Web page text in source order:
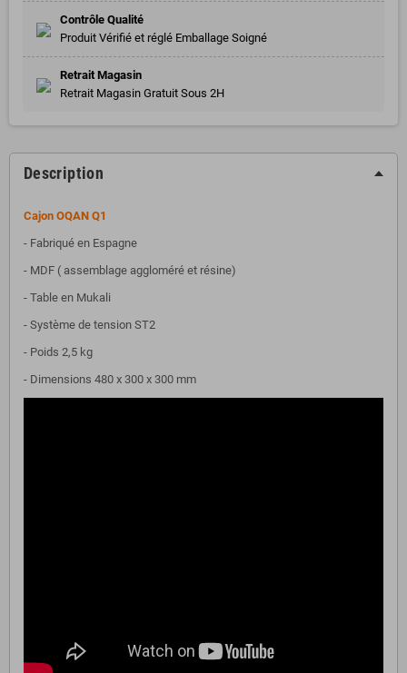
Contrôle Qualité
Produit Vérifié et réglé Emballage Soigné
Retrait Magasin
Retrait Magasin Gratuit Sous 2H
Description
Cajon OQAN Q1
- Fabriqué en Espagne
- MDF ( assemblage aggloméré et résine)
- Table en Mukali
- Système de tension ST2
- Poids 2,5 kg
- Dimensions 480 x 300 x 300 mm